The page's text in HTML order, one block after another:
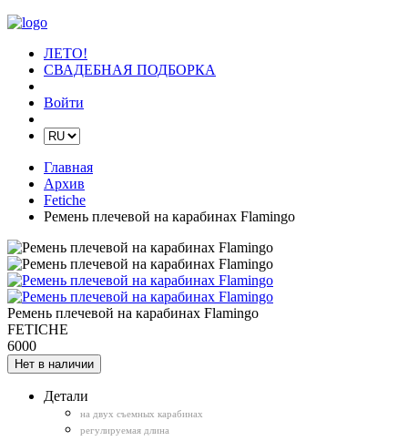
ЛЕТО!
СВАДЕБНАЯ ПОДБОРКА
Войти
Главная
Архив
Fetiche
Ремень плечевой на карабинах Flamingo
Ремень плечевой на карабинах Flamingo
FETICHE
6000
Нет в наличии
Детали
на двух съемных карабинах
регулируемая длина